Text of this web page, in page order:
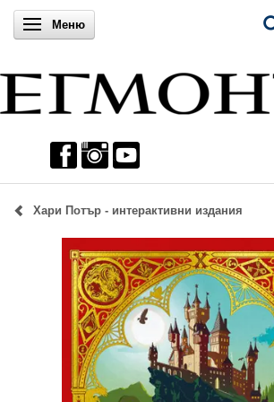
Включи навигацията
Меню
Хари Потър - интерактивни издания